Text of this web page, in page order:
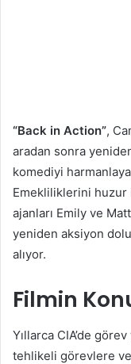
“Back in Action”,
aradan sonra
komediyi
Emekliliklerini huzur
ajanları Emily ve
yeniden aksiyon
alıyor.
Filmin
Yıllarca CIA’de
tehlikeli görevlere